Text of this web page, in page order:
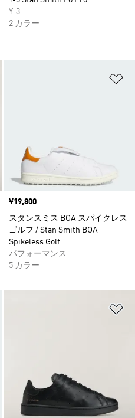
Y-3
2 カラー
価格
¥19,800
スタンスミス BOA スパイクレス
ゴルフ / Stan Smith BOA
Spikeless Golf
パフォーマンス
5 カラー